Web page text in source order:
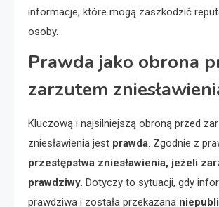
informacje, które mogą zaszkodzić
osoby.
Prawda jako obrona
zarzutem
Kluczową i najsilniejszą obroną przed
zniesławienia jest prawda. Zgodnie z
przestępstwa zniesławienia, jeżeli
prawdziwy. Dotyczy to sytuacji, gdy
prawdziwa i została przekazana